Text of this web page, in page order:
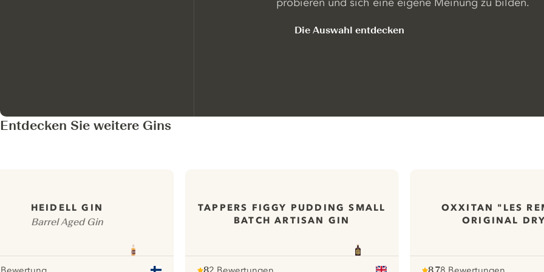
Die Auswahl entdecken
Entdecken Sie weitere Gins
HEIDELL GIN
Barrel Aged Gin
TAPPERS FIGGY PUDDING SMALL
BATCH ARTISAN GIN
OXXITAN "LES
ORIGINAL